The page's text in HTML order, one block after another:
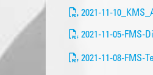
2021-11-
2021-11-05-FMS-
2021-11-08-FMS-